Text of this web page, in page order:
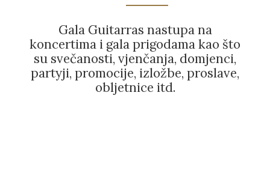
Gala Guitarras nastupa na
koncertima i gala prigodama kao što
su svečanosti, vjenčanja, domjenci,
partyji, promocije, izložbe, proslave,
obljetnice itd.